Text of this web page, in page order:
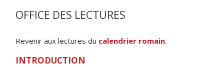
OFFICE DES LECTURES
Revenir aux lectures du calendrier romain.
INTRODUCTION